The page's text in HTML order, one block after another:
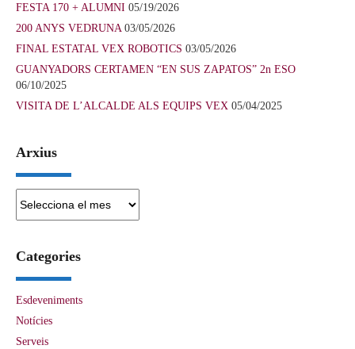
FESTA 170 + ALUMNI 05/19/2026
200 ANYS VEDRUNA 03/05/2026
FINAL ESTATAL VEX ROBOTICS 03/05/2026
GUANYADORS CERTAMEN “EN SUS ZAPATOS” 2n ESO
06/10/2025
VISITA DE L’ALCALDE ALS EQUIPS VEX 05/04/2025
Arxius
Categories
Esdeveniments
Notícies
Serveis